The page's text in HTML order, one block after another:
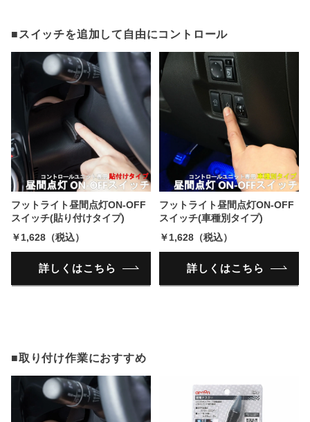
■スイッチを追加して自由にコントロール
フットライト昼間点灯ON-OFF
スイッチ(貼り付けタイプ)
￥1,628（税込）
詳しくはこちら
フットライト昼間点灯ON-OFF
スイッチ(車種別タイプ)
￥1,628（税込）
詳しくはこちら
■取り付け作業におすすめ